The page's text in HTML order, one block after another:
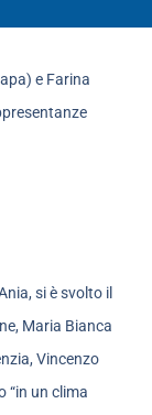
e Farina
si è svolto il
Maria Bianca
Vincenzo
“in un clima